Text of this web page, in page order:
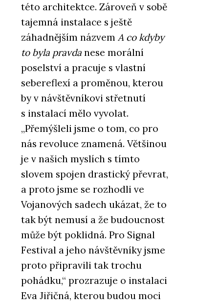
této architektce. Zároveň v sobě
tajemná instalace s ještě
záhadnějším názvem A co kdyby
to byla pravda nese morální
poselství a pracuje s vlastní
sebereflexí a proměnou, kterou
by v návštěvníkovi střetnutí
s instalací mělo vyvolat.
„Přemýšleli jsme o tom, co pro
nás revoluce znamená. Většinou
je v našich myslích s tímto
slovem spojen drastický převrat,
a proto jsme se rozhodli ve
Vojanových sadech ukázat, že to
tak být nemusí a že budoucnost
může být poklidná. Pro Signal
Festival a jeho návštěvníky jsme
proto připravili tak trochu
pohádku,“ prozrazuje o instalaci
Eva Jiřičná, kterou budou moci